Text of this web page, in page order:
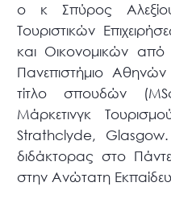
ο κ Σπύρος Αλεξίου
Τουριστικών
και Οικονομικών από
Πανεπιστήμιο
τίτλο σπουδών
Μάρκετινγκ
Strathclyde, Glasgow.
διδάκτορας στο
στην Ανώτατη